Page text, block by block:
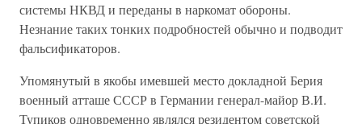
системы НКВД и переданы в наркомат обороны.
Незнание таких тонких подробностей обычно и подводит
фальсификаторов.
Упомянутый в якобы имевшей место докладной Берия
военный атташе СССР в Германии генерал-майор В.И.
Тупиков одновременно являлся резидентом советской